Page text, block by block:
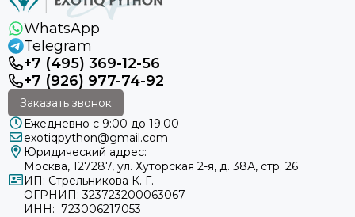
WhatsApp
Telegram
+7 (495) 369-12-56
+7 (926) 977-74-92
Заказать звонок
Ежедневно с 9:00 до 19:00
exotiqpython@gmail.com
Юридический адрес:
Москва, 127287, ул. Хуторская 2-я, д. 38А, стр. 26
ИП: Стрельникова К. Г.
ОГРНИП: 323723200063067
ИНН: 723006217053